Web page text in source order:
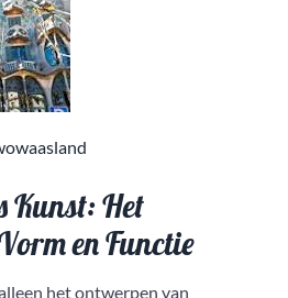
Kunst: Het
en Functie
het ontwerpen van